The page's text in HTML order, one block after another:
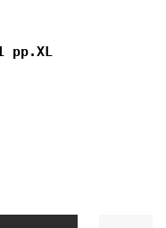
pp.XL